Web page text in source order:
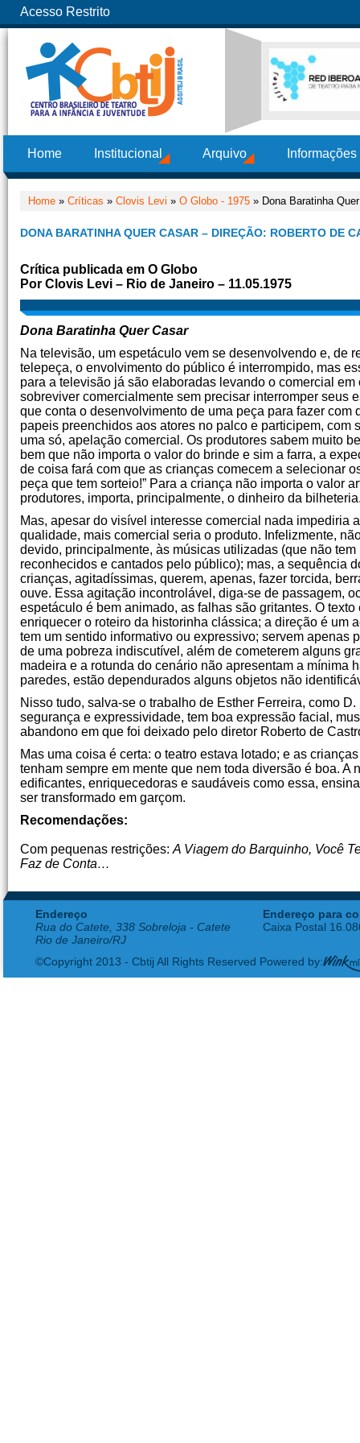
Acesso Restrito
Home Institucional Arquivo
Home » Críticas » Clovis Levi » O Globo - 1975 » Dona Baratinha
DONA BARATINHA QUER CASAR – DIREÇÃO: ROBERTO DE
Crítica publicada em O Globo
Por Clovis Levi – Rio de Janeiro – 11.05.1975
Dona Baratinha Quer Casar
Na televisão, um espetáculo vem se desenvolvendo e, de
telepeça, o envolvimento do público é interrompido, mas
para a televisão já são elaboradas levando o comercial
sobreviver comercialmente sem precisar interromper seus
que conta o desenvolvimento de uma peça para fazer
papeis preenchidos aos atores no palco e participem,
uma só, apelação comercial. Os produtores sabem muito
bem que não importa o valor do brinde e sim a farra, a
de coisa fará com que as crianças comecem a selecionar
peça que tem sorteio!” Para a criança não importa o valor
produtores, importa, principalmente, o dinheiro da
Mas, apesar do visível interesse comercial nada impediria
qualidade, mais comercial seria o produto. Infelizmente,
devido, principalmente, às músicas utilizadas (que não
reconhecidos e cantados pelo público); mas, a sequência
crianças, agitadíssimas, querem, apenas, fazer torcida,
ouve. Essa agitação incontrolável, diga-se de passagem,
espetáculo é bem animado, as falhas são gritantes. O
enriquecer o roteiro da historinha clássica; a direção é um
tem um sentido informativo ou expressivo; servem apenas
de uma pobreza indiscutível, além de cometerem alguns
madeira e a rotunda do cenário não apresentam a mínima
paredes, estão dependurados alguns objetos não
Nisso tudo, salva-se o trabalho de Esther Ferreira, como
segurança e expressividade, tem boa expressão facial,
abandono em que foi deixado pelo diretor Roberto de
Mas uma coisa é certa: o teatro estava lotado; e as
tenham sempre em mente que nem toda diversão é boa.
edificantes, enriquecedoras e saudáveis como essa,
ser transformado em garçom.
Recomendações:
Com pequenas restrições: A Viagem do Barquinho, Você
Faz de Conta…
Endereço
Rua do Catete, 338 Sobreloja - Catete
Rio de Janeiro/RJ
Endereço para
Caixa Postal
©Copyright 2013 - Cbtij All Rights Reserved Powered by: